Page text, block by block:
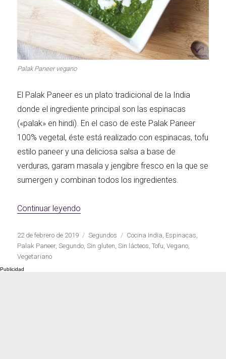
Palak Paneer vegano
El Palak Paneer es un plato tradicional de la India
donde el ingrediente principal son las espinacas
(«palak» en hindi). En el caso de este Palak Paneer
100% vegetal, éste está realizado con espinacas, tofu
estilo paneer y una deliciosa salsa a base de
verduras, garam masala y jengibre fresco en la que se
sumergen y combinan todos los ingredientes.
Continuar leyendo
Publicado
el
22 de febrero de 2019 Categorías
Segundos Etiquetas
Cocina India Espinacas
Palak Paneer,Segundo ,Sin gluten ,Sin lácteos ,Tofu ,Vegano
Vegetariano